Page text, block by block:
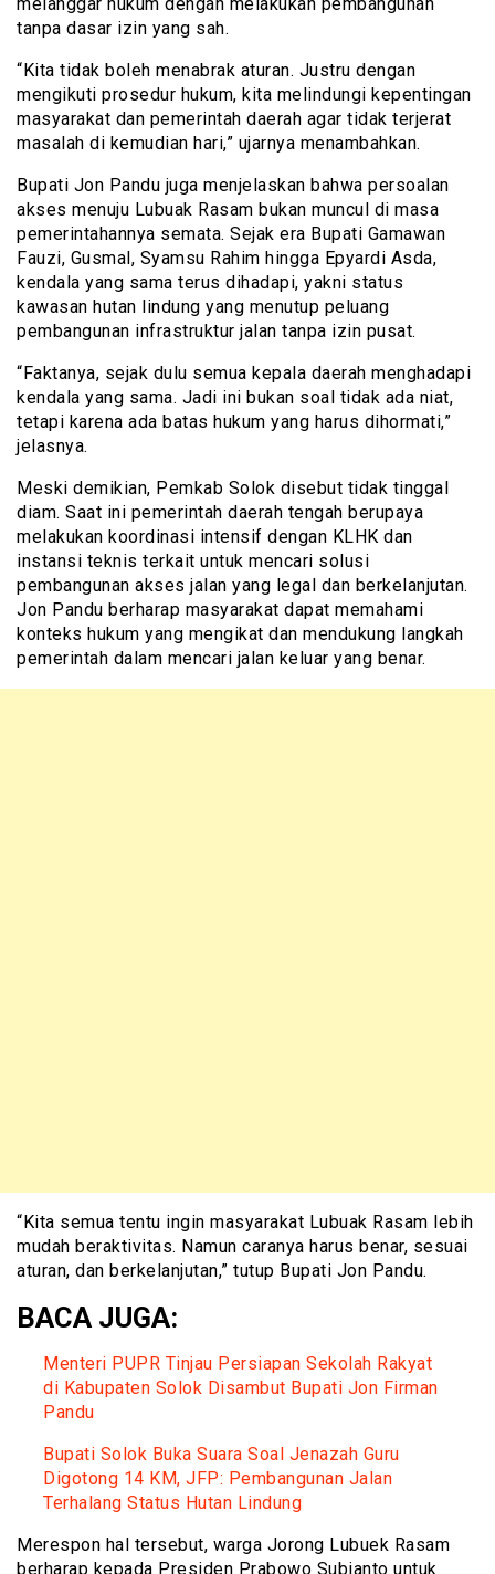
tanpa dasar izin yang sah.
“Kita tidak boleh menabrak aturan. Justru dengan
mengikuti prosedur hukum, kita melindungi kepentingan
masyarakat dan pemerintah daerah agar tidak terjerat
masalah di kemudian hari,” ujarnya menambahkan.
Bupati Jon Pandu juga menjelaskan bahwa persoalan
akses menuju Lubuak Rasam bukan muncul di masa
pemerintahannya semata. Sejak era Bupati Gamawan
Fauzi, Gusmal, Syamsu Rahim hingga Epyardi Asda,
kendala yang sama terus dihadapi, yakni status
kawasan hutan lindung yang menutup peluang
pembangunan infrastruktur jalan tanpa izin pusat.
“Faktanya, sejak dulu semua kepala daerah menghadapi
kendala yang sama. Jadi ini bukan soal tidak ada niat,
tetapi karena ada batas hukum yang harus dihormati,”
jelasnya.
Meski demikian, Pemkab Solok disebut tidak tinggal
diam. Saat ini pemerintah daerah tengah berupaya
melakukan koordinasi intensif dengan KLHK dan
instansi teknis terkait untuk mencari solusi
pembangunan akses jalan yang legal dan berkelanjutan.
Jon Pandu berharap masyarakat dapat memahami
konteks hukum yang mengikat dan mendukung langkah
pemerintah dalam mencari jalan keluar yang benar.
“Kita semua tentu ingin masyarakat Lubuak Rasam lebih
mudah beraktivitas. Namun caranya harus benar, sesuai
aturan, dan berkelanjutan,” tutup Bupati Jon Pandu.
BACA JUGA:
Menteri PUPR Tinjau Persiapan Sekolah Rakyat
di Kabupaten Solok Disambut Bupati Jon Firman
Pandu
Bupati Solok Buka Suara Soal Jenazah Guru
Digotong 14 KM, JFP: Pembangunan Jalan
Terhalang Status Hutan Lindung
Merespon hal tersebut, warga Jorong Lubuek Rasam
berharap kepada Presiden Prabowo Subianto untuk